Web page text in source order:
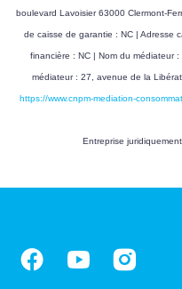
boulevard Lavoisier 63000 Clermont-
de caisse de garantie : NC | Adresse
financière : NC | Nom du médiateur
médiateur : 27, avenue de la
https://www.cnpm-mediation-
Entreprise